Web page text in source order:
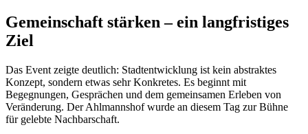
Gemeinschaft stärken – ein langfristiges
Ziel
Das Event zeigte deutlich: Stadtentwicklung ist kein abstraktes
Konzept, sondern etwas sehr Konkretes. Es beginnt mit
Begegnungen, Gesprächen und dem gemeinsamen Erleben von
Veränderung. Der Ahlmannshof wurde an diesem Tag zur Bühne
für gelebte Nachbarschaft.